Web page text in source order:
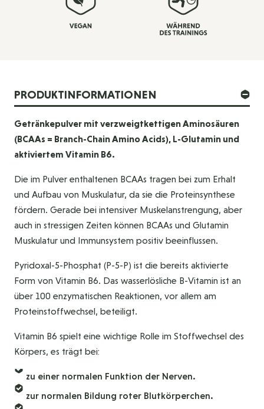
PRODUKTINFORMATIONEN
Getränkepulver mit verzweigtkettigen Aminosäuren
(BCAAs = Branch-Chain Amino Acids), L-Glutamin und
aktiviertem Vitamin B6.
Die im Pulver enthaltenen BCAAs tragen bei zum Erhalt
und Aufbau von Muskulatur, da sie die Proteinsynthese
fördern. Gerade bei intensiver Muskelanstrengung, aber
auch in stressigen Zeiten können BCAAs und Glutamin
Muskulatur und Immunsystem positiv beeinflussen.
Pyridoxal-5-Phosphat (P-5-P) ist die bereits aktivierte
Form von Vitamin B6. Das wasserlösliche B-Vitamin ist an
über 100 enzymatischen Reaktionen, vor allem am
Proteinstoffwechsel, beteiligt.
Vitamin B6 spielt eine wichtige Rolle im Stoffwechsel des
Körpers, es trägt bei:
zu einer normalen Funktion der Nerven.
zur normalen Bildung roter Blutkörperchen.